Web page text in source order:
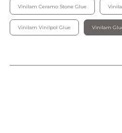
Vinilam Ceramo Stone Glue
Vinilam Vinilpol Glue Vinilam